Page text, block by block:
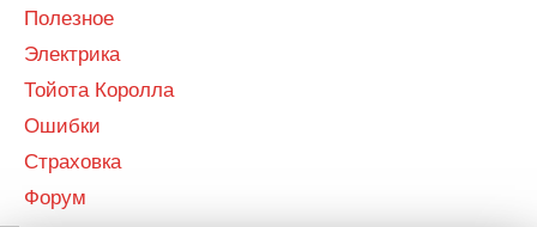
Полезное
Электрика
Тойота Королла
Ошибки
Страховка
Форум